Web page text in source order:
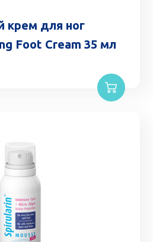
для ног
Foot Cream 35 мл